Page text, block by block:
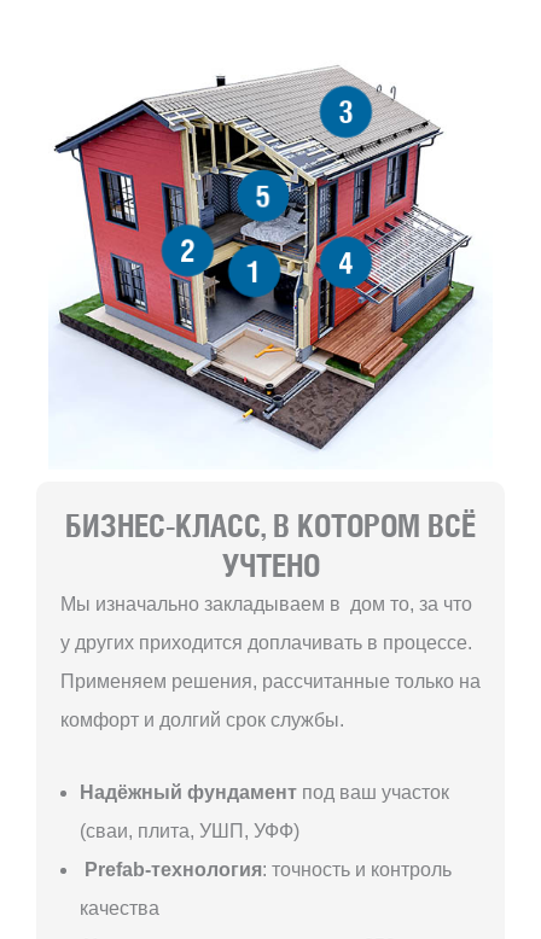
1
2
3
4
5
БИЗНЕС-КЛАСС, В КОТОРОМ ВСЁ
УЧТЕНО
Мы изначально закладываем в дом то, за что
у других приходится доплачивать в процессе.
Применяем решения, рассчитанные только на
комфорт и долгий срок службы.
Надёжный фундамент под ваш участок
(сваи, плита, УШП, УФФ)
Prefab-технология: точность и контроль
качества